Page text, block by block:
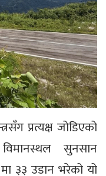
प्रत्यक्ष जोडिएको
सुनसान
३३ उडान भरेको यो